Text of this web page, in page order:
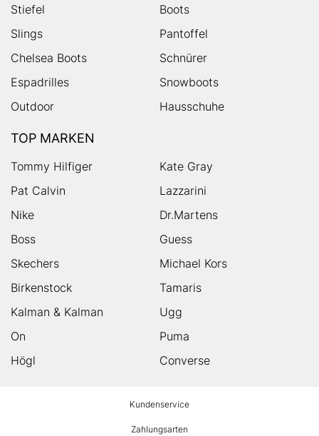
Stiefel
Boots
Slings
Pantoffel
Chelsea Boots
Schnürer
Espadrilles
Snowboots
Outdoor
Hausschuhe
TOP MARKEN
Tommy Hilfiger
Kate Gray
Pat Calvin
Lazzarini
Nike
Dr.Martens
Boss
Guess
Skechers
Michael Kors
Birkenstock
Tamaris
Kalman & Kalman
Ugg
On
Puma
Högl
Converse
Kundenservice
Zahlungsarten